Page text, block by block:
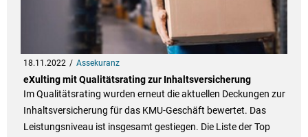
18.11.2022 Assekuranz
eXulting mit Qualitätsrating zur Inhaltsversicherung
Im Qualitätsrating wurden erneut die aktuellen Deckungen zur
Inhaltsversicherung für das KMU-Geschäft bewertet. Das
Leistungsniveau ist insgesamt gestiegen. Die Liste der Top